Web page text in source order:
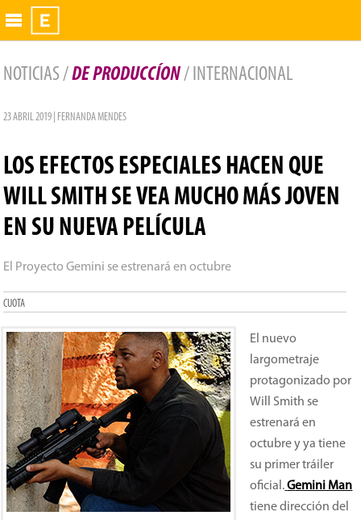
Exhibidor
NOTICIAS /DE PRODUCCÍON/ INTERNACIONAL
23 ABRIL 2019 | FERNANDA MENDES
LOS EFECTOS ESPECIALES HACEN QUE
WILL SMITH SE VEA MUCHO MÁS JOVEN
EN SU NUEVA PELÍCULA
El Proyecto Gemini se estrenará en octubre
CUOTA
El nuevo
largometraje
protagonizado por
Will Smith se
estrenará en
octubre y ya tiene
su primer tráiler
oficial. Gemini Man
tiene dirección del